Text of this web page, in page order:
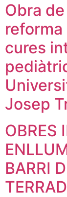
Obra
cures
Josep
OBRES
BARRI